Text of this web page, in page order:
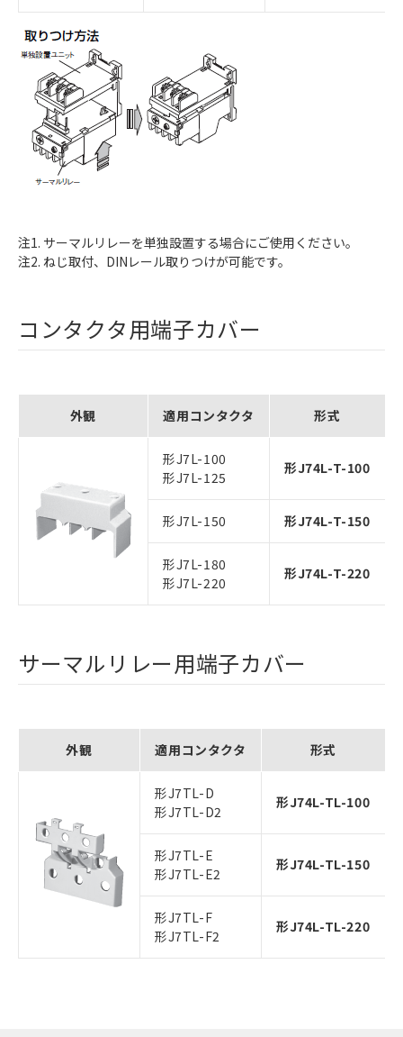
注1. サーマルリレーを単独設置する場合にご使用ください。
注2. ねじ取付、DINレール取りつけが可能です。
コンタクタ用端子カバー
外観 適用コンタクタ 形式
形J7L-100
形J7L-125
形J74L-T-100
形J7L-150 形J74L-T-150
形J7L-180
形J7L-220
形J74L-T-220
サーマルリレー用端子カバー
外観 適用コンタクタ 形式
形J7TL-D
形J7TL-D2
形J74L-TL-100
形J7TL-E
形J7TL-E2
形J74L-TL-150
形J7TL-F
形J7TL-F2
形J74L-TL-220